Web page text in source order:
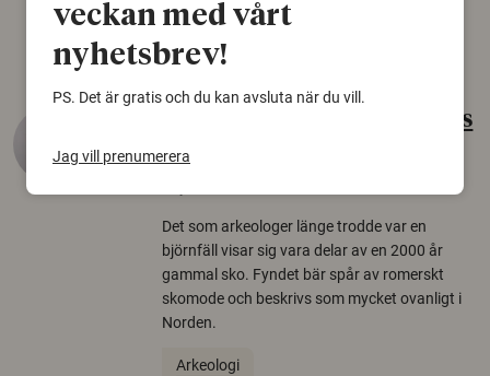
Säkerhetspolitik
Gammalt skinn var Sveriges
äldsta sko
Det som arkeologer länge trodde var en
björnfäll visar sig vara delar av en 2000 år
gammal sko. Fyndet bär spår av romerskt
skomode och beskrivs som mycket ovanligt i
Norden.
Arkeologi
veckan med vårt
nyhetsbrev!
PS. Det är gratis och du kan avsluta när du vill.
Jag vill prenumerera